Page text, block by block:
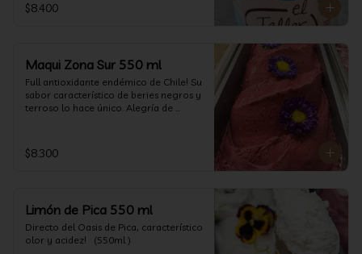
$8.400
Maqui Zona Sur 550 ml
Full antioxidante endémico de Chile! Su
sabor característico de beries negros y
terroso lo hace único. Alegría de
$8.300
Limón de Pica 550 ml
Directo del Oasis de Pica, característico
olor y acidez!   (550ml )